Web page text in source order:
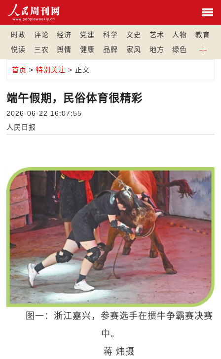
时政 评论 经济 党建 科学 文史 艺术 人物
教育
悦读
三农 舆情 健康 品牌 家风 地方 绿色
首页 >特别关注 > 正文
端午假期，民俗体育很精彩
2026-06-22 16:07:55
人民日报
图一：浙江嘉兴，参赛选手在掼牛争霸赛决赛
中。
蒋 炜摄